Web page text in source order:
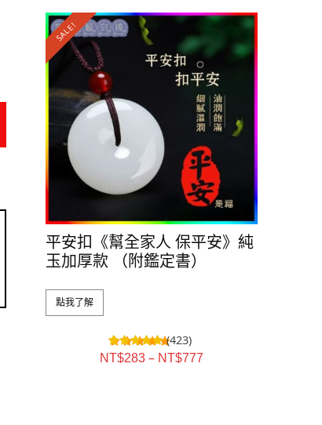
SALE!
平安扣《幫全家人 保平安》純
玉加厚款 （附鑑定書）
點我了解
(423)
NT$283 – NT$777